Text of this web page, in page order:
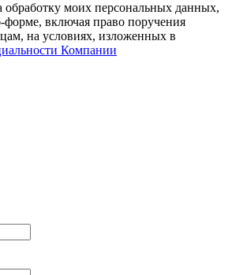
обработку моих персональных данных,
форме, включая право поручения
на условиях, изложенных в
Компании